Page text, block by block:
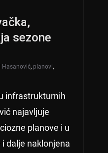
sezone
Hasanović, planovi,
infrastrukturnih
najavljuje
planove i u
dalje naklonjena